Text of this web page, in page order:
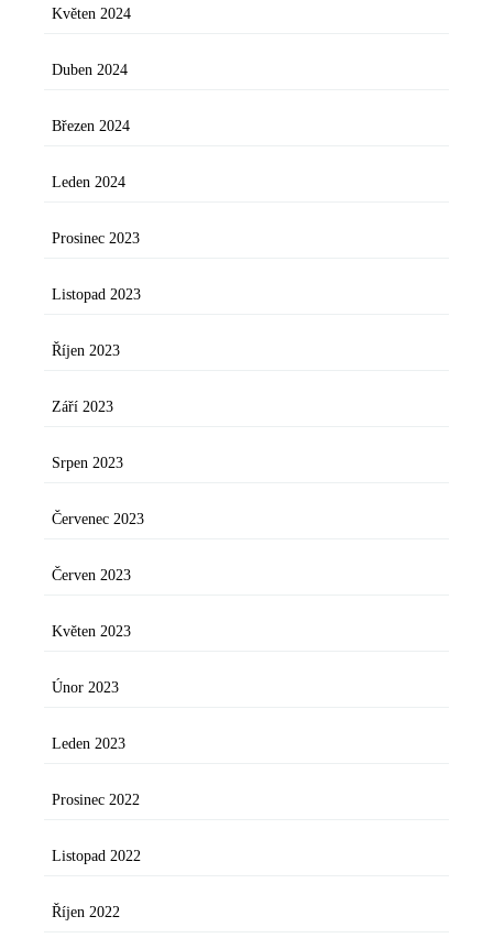
Květen 2024
Duben 2024
Březen 2024
Leden 2024
Prosinec 2023
Listopad 2023
Říjen 2023
Září 2023
Srpen 2023
Červenec 2023
Červen 2023
Květen 2023
Únor 2023
Leden 2023
Prosinec 2022
Listopad 2022
Říjen 2022